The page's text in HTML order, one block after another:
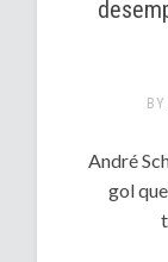
BY
André
gol